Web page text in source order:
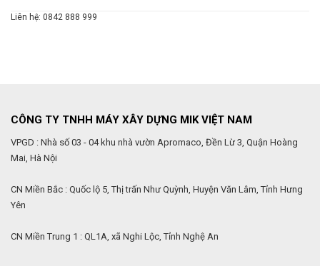
Liên hệ: 0842 888 999
CÔNG TY TNHH MÁY XÂY DỰNG MIK VIỆT NAM
VPGD : Nhà số 03 - 04 khu nhà vườn Apromaco, Đền Lừ 3, Quận Hoàng
Mai, Hà Nội
CN Miền Bắc : Quốc lộ 5, Thị trấn Như Quỳnh, Huyện Văn Lâm, Tỉnh Hưng
Yên
CN Miền Trung 1 : QL1A, xã Nghi Lộc, Tỉnh Nghệ An